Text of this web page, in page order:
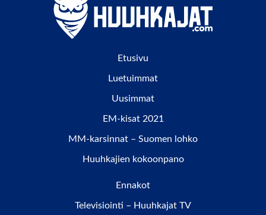
Etusivu
Luetuimmat
Uusimmat
EM-kisat 2021
MM-karsinnat – Suomen lohko
Huuhkajien kokoonpano
Ennakot
Televisiointi – Huuhkajat TV